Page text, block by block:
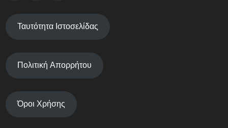
Ταυτότητα Ιστοσελίδας
Πολιτική Απορρήτου
Όροι Χρήσης